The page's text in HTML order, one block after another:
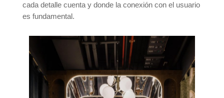
cada detalle cuenta y donde la conexión con el usuario
es fundamental.